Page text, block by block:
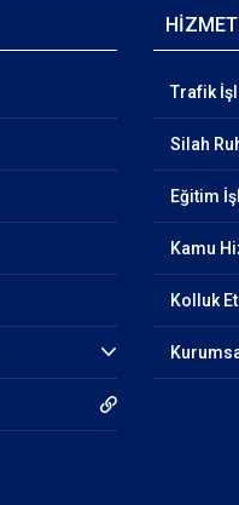
Trafik
Silah
Eğitim
Kamu
Kolluk